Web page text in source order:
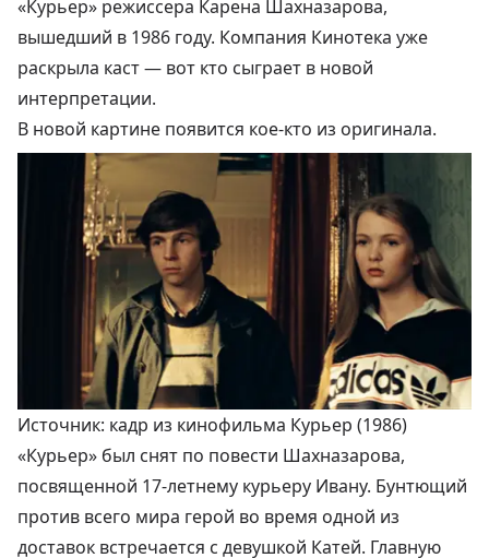
«Курьер» режиссера Карена Шахназарова,
вышедший в 1986 году. Компания Кинотека уже
раскрыла каст — вот кто сыграет в новой
интерпретации.
В новой картине появится кое-кто из оригинала.
Источник: кадр из кинофильма Курьер (1986)
«Курьер» был снят по повести Шахназарова,
посвященной 17-летнему курьеру Ивану. Бунтющий
против всего мира герой во время одной из
доставок встречается с девушкой Катей. Главную